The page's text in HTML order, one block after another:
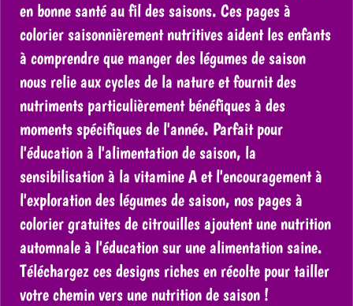
en bonne santé au fil des saisons. Ces pages à
colorier saisonnièrement nutritives aident les enfants
à comprendre que manger des légumes de saison
nous relie aux cycles de la nature et fournit des
nutriments particulièrement bénéfiques à des
moments spécifiques de l'année. Parfait pour
l'éducation à l'alimentation de saison, la
sensibilisation à la vitamine A et l'encouragement à
l'exploration des légumes de saison, nos pages à
colorier gratuites de citrouilles ajoutent une nutrition
automnale à l'éducation sur une alimentation saine.
Téléchargez ces designs riches en récolte pour tailler
votre chemin vers une nutrition de saison !